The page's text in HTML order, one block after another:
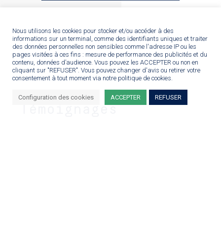
Témoignages
Nous utilisons les cookies pour stocker et/ou accéder à des
informations sur un terminal, comme des identifiants uniques et traiter
des données personnelles non sensibles comme l'adresse IP ou les
pages visitées à ces fins : mesure de performance des publicités et du
contenu, données d’audience. Vous pouvez les ACCEPTER ou non en
cliquant sur "REFUSER". Vous pouvez changer d'avis ou retirer votre
consentement à tout moment via notre politique de cookies.
Configuration des cookies ACCEPTER REFUSER